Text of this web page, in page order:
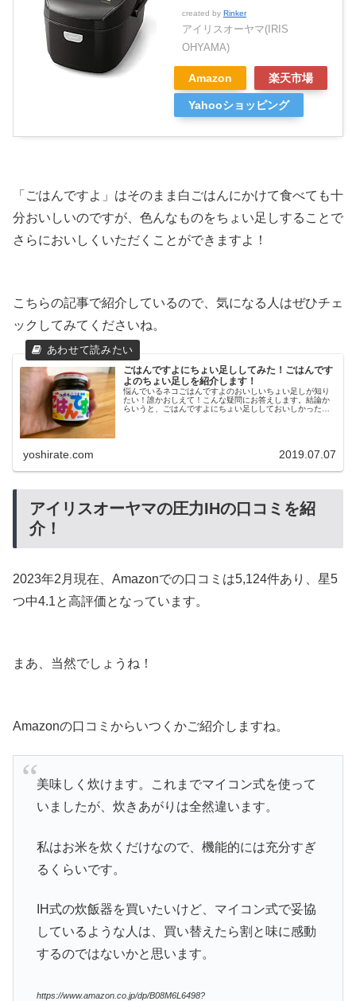
created by Rinker
アイリスオーヤマ(IRIS
OHYAMA)
Amazon 楽天市場
Yahooショッピング
「ごはんですよ」はそのまま白ごはんにかけて食べても十
分おいしいのですが、色んなものをちょい足しすることで
さらにおいしくいただくことができますよ！
こちらの記事で紹介しているので、気になる人はぜひチェ
ックしてみてくださいね。
ごはんですよにちょい足ししてみた！ごはんです
よのちょい足しを紹介します！
悩んでいるネコごはんですよのおいしいちょい足しが知り
たい！誰かおしえて！こんな疑問にお答えします。結論か
らいうと、ごはんですよにちょい足ししておいしかったの
yoshirate.com 2019.07.07
アイリスオーヤマの圧力IHの口コミを紹
介！
2023年2月現在、Amazonでの口コミは5,124件あり、星5
つ中4.1と高評価となっています。
まあ、当然でしょうね！
Amazonの口コミからいつくかご紹介しますね。
美味しく炊けます。これまでマイコン式を使って
いましたが、炊きあがりは全然違います。
私はお米を炊くだけなので、機能的には充分すぎ
るくらいです。
IH式の炊飯器を買いたいけど、マイコン式で妥協
しているような人は、買い替えたら割と味に感動
するのではないかと思います。
https://www.amazon.co.jp/dp/B08M6L6498?